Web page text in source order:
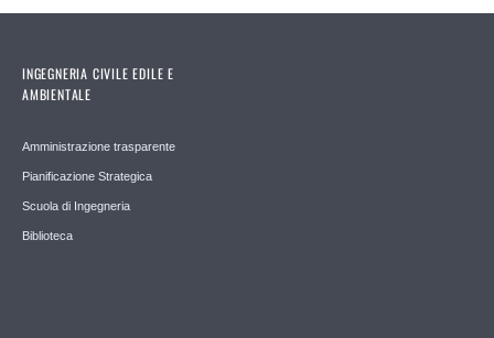
INGEGNERIA CIVILE EDILE E
AMBIENTALE
Amministrazione trasparente
Pianificazione Strategica
Scuola di Ingegneria
Biblioteca